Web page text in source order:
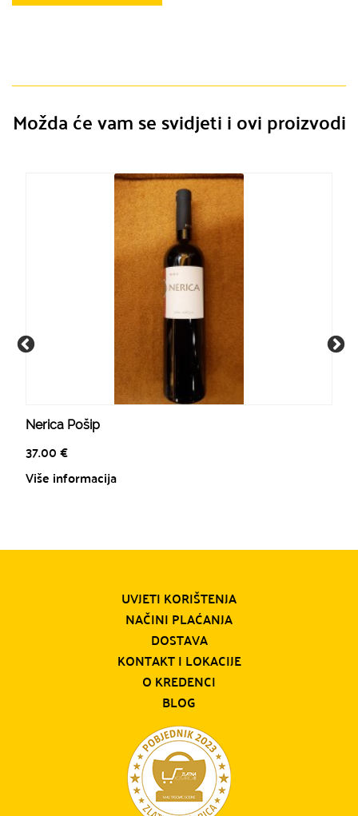
Možda će vam se svidjeti i ovi proizvodi
Nerica Pošip
37.00€
Više informacija
UVJETI KORIŠTENJA
NAČINI PLAĆANJA
DOSTAVA
KONTAKT I LOKACIJE
O KREDENCI
BLOG